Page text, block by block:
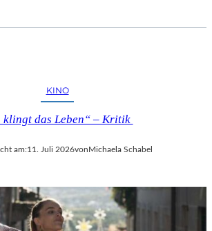
KINO
klingt das Leben“ – Kritik
am:11. Juli 2026vonMichaela Schabel